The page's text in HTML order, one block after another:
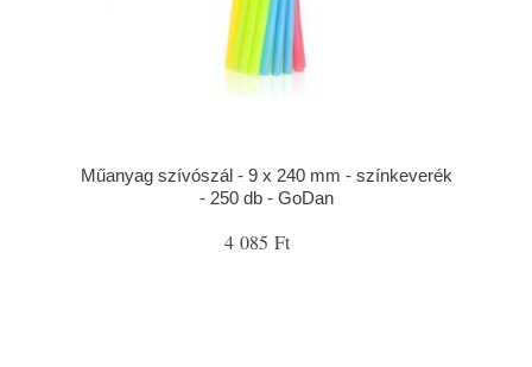
Műanyag szívószál - 9 x 240 mm - színkeverék
- 250 db - GoDan
4 085 Ft